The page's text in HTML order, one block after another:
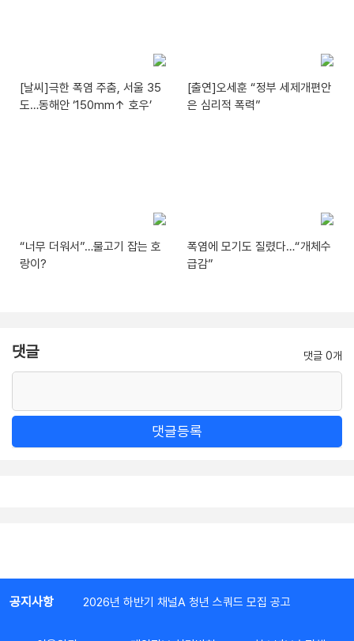
[날씨]극한 폭염 주춤, 서울 35
도…동해안 ‘150mm↑ 호우’
[출연]오세훈 “정부 세제개편안
은 심리적 폭력”
“너무 더워서”…물고기 잡는 호
랑이?
폭염에 모기도 질렸다…“개체수
급감”
댓글 댓글 0개
댓글등록
공지사항 2026년 하반기 채널A 청년 스쿼드 모집 공고